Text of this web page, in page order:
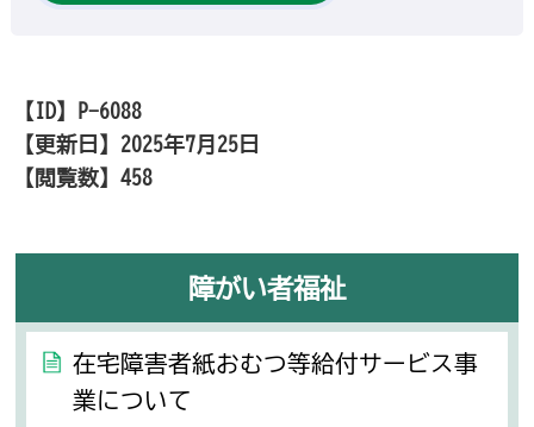
【ID】
P-6088
【更新日】 2025年7月25日
【閲覧数】458
障がい者福祉
在宅障害者紙おむつ等給付サービス事
業について